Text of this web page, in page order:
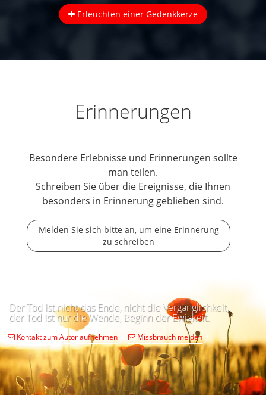
Erleuchten einer Gedenkkerze
Erinnerungen
Besondere Erlebnisse und Erinnerungen sollte
man teilen.
Schreiben Sie über die Ereignisse, die Ihnen
besonders in Erinnerung geblieben sind.
Melden Sie sich bitte an, um eine Erinnerung
zu schreiben
Der Tod ist nicht das Ende, nicht die Vergänglichkeit,
der Tod ist nur die Wende, Beginn der Ewigkeit.
Kontakt zum Autor aufnehmen Missbrauch melden